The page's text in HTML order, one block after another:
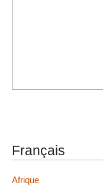
Français
Afrique